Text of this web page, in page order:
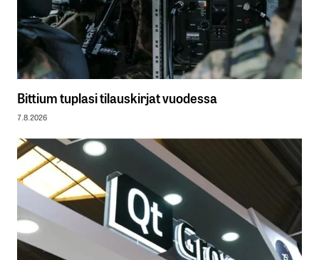
Bittium tuplasi tilauskirjat vuodessa
7.8.2026